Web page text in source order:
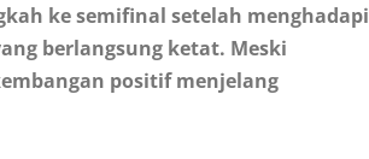
ke semifinal setelah menghadapi
berlangsung ketat. Meski
positif menjelang